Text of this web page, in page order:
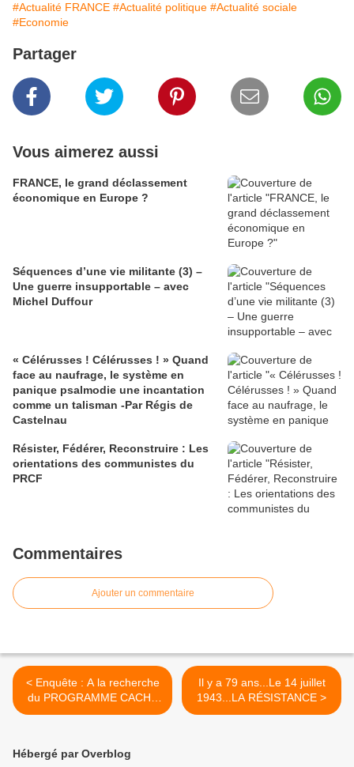
#Actualité FRANCE #Actualité politique #Actualité sociale
#Economie
Partager
Vous aimerez aussi
FRANCE, le grand déclassement
économique en Europe ?
Séquences d’une vie militante (3) –
Une guerre insupportable – avec
Michel Duffour
« Célérusses ! Célérusses ! » Quand
face au naufrage, le système en
panique psalmodie une incantation
comme un talisman -Par Régis de
Castelnau
Résister, Fédérer, Reconstruire : Les
orientations des communistes du
PRCF
Commentaires
Ajouter un commentaire
< Enquête : A la recherche
du PROGRAMME CACHÉ
DE MACRON
Il y a 79 ans...Le 14 juillet
1943...LA RÉSISTANCE >
Hébergé par Overblog